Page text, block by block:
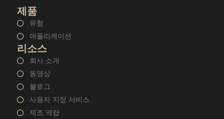
제품
유형
애플리케이션
리소스
회사 소개
동영상
블로그
사용자 지정 서비스
제조 역량